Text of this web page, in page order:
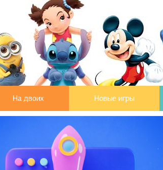
На двоих Новые игры